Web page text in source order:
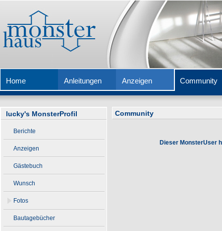
Home Anleitungen Anzeigen Community
lucky's MonsterProfil
Berichte
Anzeigen
Gästebuch
Wunsch
Fotos
Bautagebücher
Community
Dieser MonsterUser